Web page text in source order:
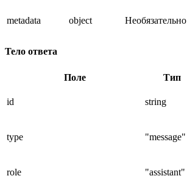
metadata
object Необязательно
Тело ответа
Поле Тип
id string
type "message"
role "assistant"